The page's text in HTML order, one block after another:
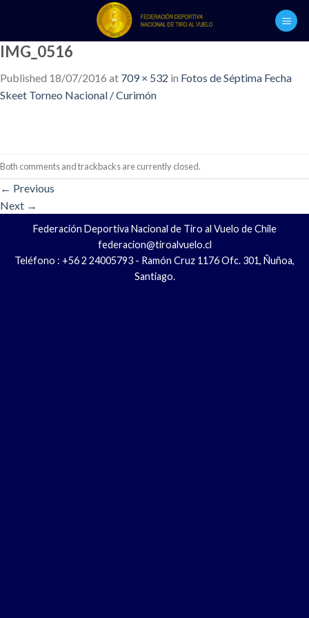
content
IMG_0516
Published 18/07/2016 at 709 × 532 in Fotos de Séptima Fecha
Skeet Torneo Nacional / Curimón
Both comments and trackbacks are currently closed.
← Previous
Next →
Federación Deportiva Nacional de Tiro al Vuelo de Chile
federacion@tiroalvuelo.cl
Teléfono : +56 2 24005793 - Ramón Cruz 1176 Ofc. 301, Ñuñoa,
Santiago.